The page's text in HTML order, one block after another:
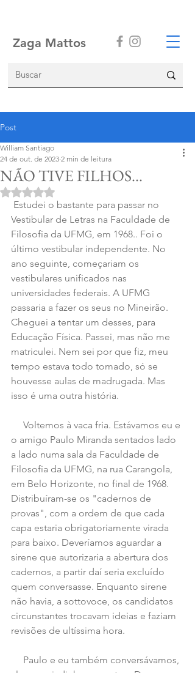
Zaga Mattos
Post
NÃO TIVE FILHOS...
William Santiago
24 de out. de 2023 2 min de leitura
Avaliado com NaN de 5 estrelas.
Vestibular de Letras na Faculdade de
Filosofia da UFMG, em 1968.. Foi o
último vestibular independente. No
ano seguinte, começariam os
vestibulares unificados nas
universidades federais. A UFMG
passaria a fazer os seus no Mineirão.
Cheguei a tentar um desses, para
Educação Física. Passei, mas não me
matriculei. Nem sei por que fiz, meu
tempo estava todo tomado, só se
houvesse aulas de madrugada. Mas
isso é uma outra história.
o amigo Paulo Miranda sentados lado
a lado numa sala da Faculdade de
Filosofia da UFMG, na rua Carangola,
em Belo Horizonte, no final de 1968.
Distribuíram-se os "cadernos de
provas", com a ordem de que cada
capa estaria obrigatoriamente virada
para baixo. Deveríamos aguardar a
sirene que autorizaria a abertura dos
cadernos, a partir daí seria excluído
quem conversasse. Enquanto sirene
não havia, a sottovoce, os candidatos
circunstantes trocavam ideias e faziam
revisões de ultíssima hora.